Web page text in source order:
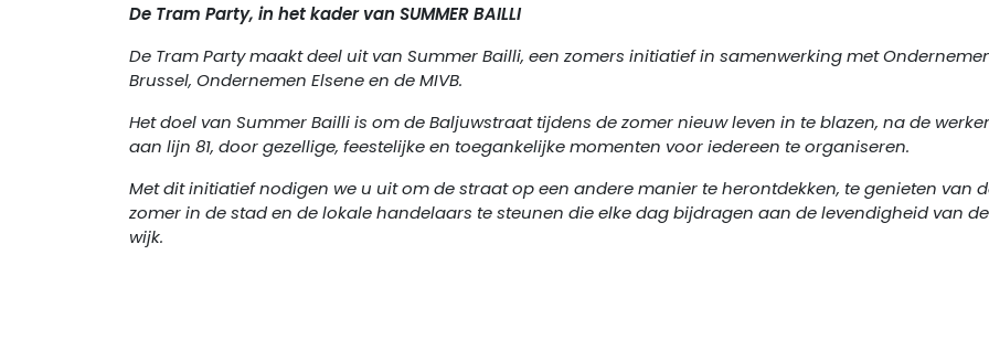
De Tram Party, in het kader van SUMMER BAILLI
De Tram Party maakt deel uit van Summer Bailli, een zomers initiatief in samenwerking met
Brussel, Ondernemen Elsene en de MIVB.
Het doel van Summer Bailli is om de Baljuwstraat tijdens de zomer nieuw leven in te blazen, na de
aan lijn 81, door gezellige, feestelijke en toegankelijke momenten voor iedereen te organiseren.
Met dit initiatief nodigen we u uit om de straat op een andere manier te herontdekken, te genieten van
zomer in de stad en de lokale handelaars te steunen die elke dag bijdragen aan de levendigheid van de
wijk.